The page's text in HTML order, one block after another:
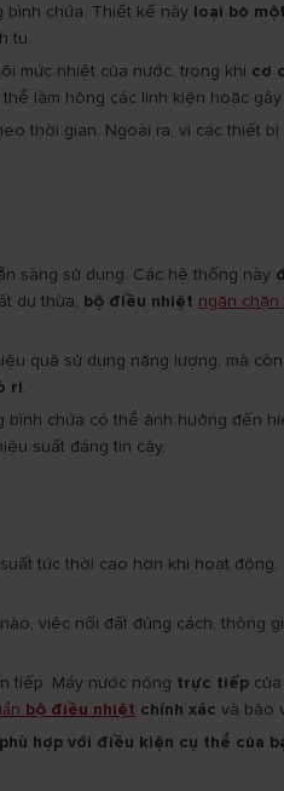
bình chứa. Thiết kế này loại bỏ
tụ.
mức nhiệt của nước, trong khi cơ
làm hỏng các linh kiện hoặc gây
thời gian. Ngoài ra, vì các thiết
sàng sử dụng. Các hệ thống này
dư thừa, bộ điều nhiệt ngăn
quả sử dụng năng lượng, mà
rỉ.
bình chứa có thể ảnh hưởng đến
suất đáng tin cậy.
tức thời cao hơn khi hoạt
việc nối đất đúng cách, thông
tiếp. Máy nước nóng trực tiếp
bộ điều nhiệt chính xác và bảo
hợp với điều kiện cụ thể của